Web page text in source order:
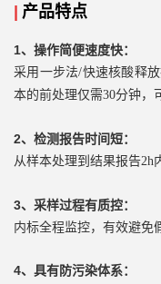
产品特点
1、操作简便速度快：
采用一步法/快速核酸释
本的前处理仅需30分钟，
2、检测报告时间短：
从样本处理到结果报告2h
3、采样过程有质控：
内标全程监控，有效避免
4、具有防污染体系：